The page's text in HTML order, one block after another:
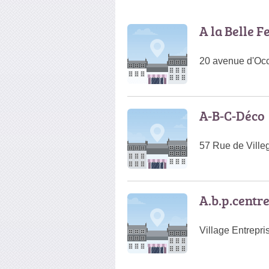
A la Belle
20 avenue
A-B-C-Déco
57 Rue de
Village